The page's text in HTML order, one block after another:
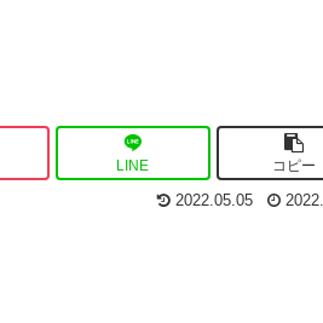
LINE コピー
2022.05.05